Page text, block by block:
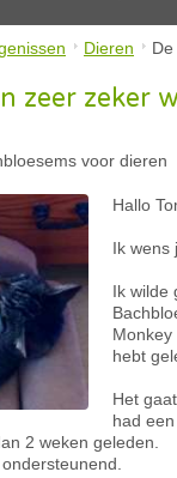
Dieren
zeer zeker
voor dieren
Hallo
Ik wens
Ik wilde
hebt
Het
had
2 weken geleden.